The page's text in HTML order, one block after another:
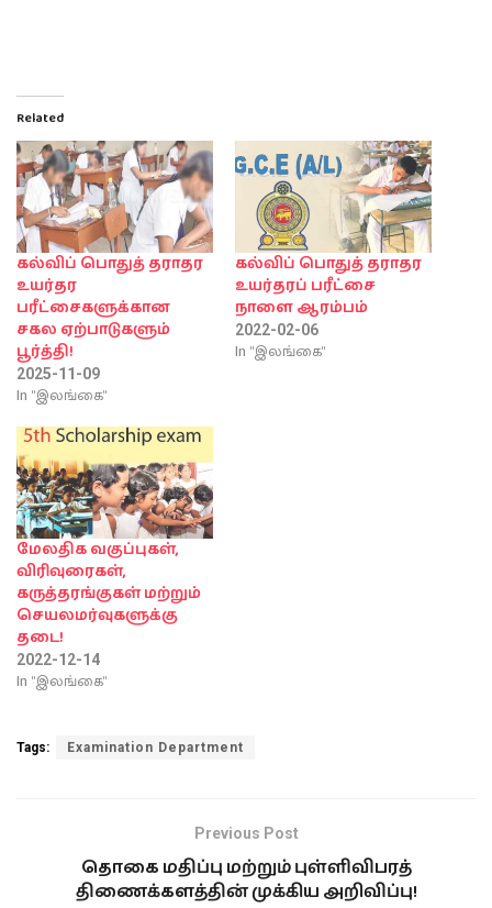
Related
கல்விப் பொதுத் தராதர
உயர்தர
பரீட்சைகளுக்கான
சகல ஏற்பாடுகளும்
பூர்த்தி!
2025-11-09
In "இலங்கை"
கல்விப் பொதுத் தராதர
உயர்தரப் பரீட்சை
நாளை ஆரம்பம்
2022-02-06
In "இலங்கை"
மேலதிக வகுப்புகள்,
விரிவுரைகள்,
கருத்தரங்குகள் மற்றும்
செயலமர்வுகளுக்கு
தடை!
2022-12-14
In "இலங்கை"
Tags: Examination Department
Previous Post
தொகை மதிப்பு மற்றும் புள்ளிவிபரத்
திணைக்களத்தின் முக்கிய அறிவிப்பு!